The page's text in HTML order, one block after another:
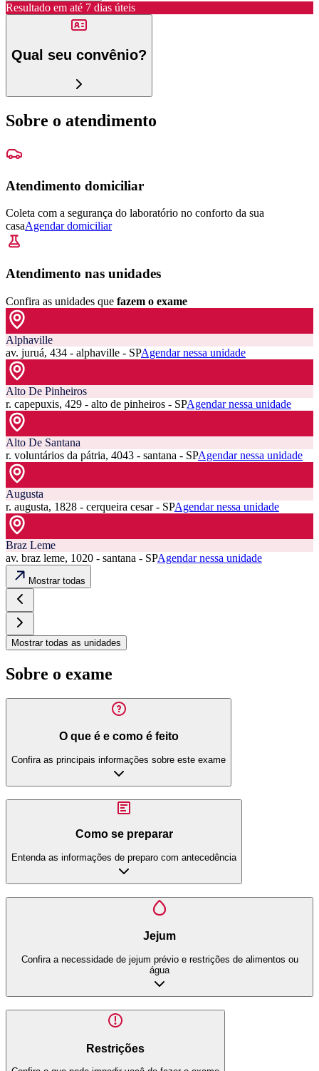
Resultado em até 7 dias úteis
Qual seu convênio?
Sobre o atendimento
Atendimento domiciliar
Coleta com a segurança do laboratório no conforto da sua
casaAgendar domiciliar
Atendimento nas unidades
Confira as unidades que fazem o exame
Alphaville
av. juruá, 434 - alphaville - SPAgendar nessa unidade
Alto De Pinheiros
r. capepuxis, 429 - alto de pinheiros - SPAgendar nessa unidade
Alto De Santana
r. voluntários da pátria, 4043 - santana - SPAgendar nessa unidade
Augusta
r. augusta, 1828 - cerqueira cesar - SPAgendar nessa unidade
Braz Leme
av. braz leme, 1020 - santana - SPAgendar nessa unidade
Mostrar todas
Mostrar todas as unidades
Sobre o exame
O que é e como é feito
Confira as principais informações sobre este exame
Como se preparar
Entenda as informações de preparo com antecedência
Jejum
Confira a necessidade de jejum prévio e restrições de alimentos ou
água
Restrições